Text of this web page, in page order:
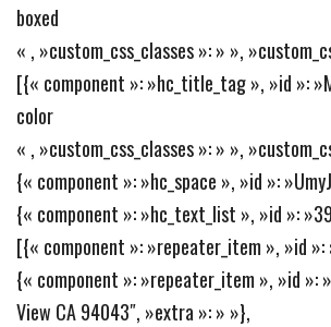
boxed
« , »custom_css_classes »: » »,
[{« component »: »hc_title_tag », »id »:
color
« , »custom_css_classes »: » »,
{« component »: »hc_space », »id »:
{« component »: »hc_text_list », »id »:
[{« component »: »repeater_item », »id
{« component »: »repeater_item », »id
View CA 94043″, »extra »: » »},